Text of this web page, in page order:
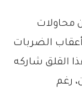
محاولات
الضربات
القلق شاركه
رغم